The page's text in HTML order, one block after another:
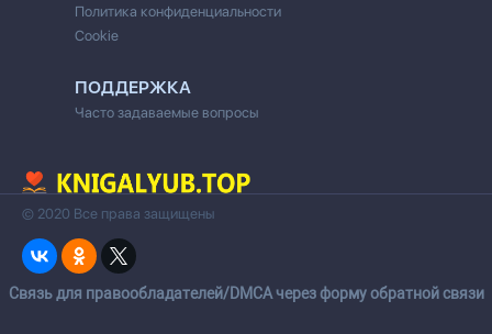
Политика конфиденциальности
Cookie
ПОДДЕРЖКА
Часто задаваемые вопросы
© 2020 Все права защищены
Cвязь для правообладателей/DMCA через форму обратной связи